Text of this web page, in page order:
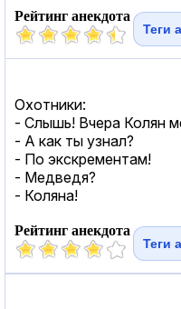
Рейтинг анекдота
Теги
Охотники:
- Слышь! Вчера Колян
- А как ты узнал?
- По экскрементам!
- Медведя?
- Коляна!
Рейтинг анекдота
Теги